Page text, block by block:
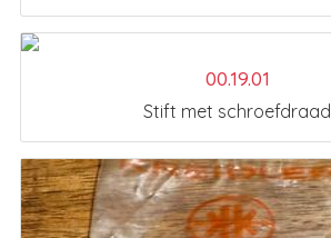
00.19.01
Stift met schroefdraad